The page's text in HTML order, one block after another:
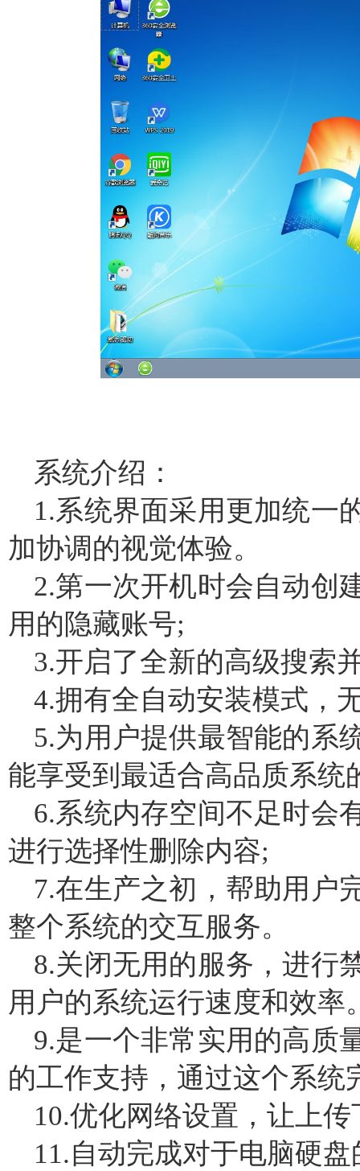
系统介绍：
1.系统界面采用更加统一
加协调的视觉体验。
2.第一次开机时会自动创
用的隐藏账号;
3.开启了全新的高级搜索
4.拥有全自动安装模式，
5.为用户提供最智能的系
能享受到最适合高品质系统
6.系统内存空间不足时会
进行选择性删除内容;
7.在生产之初，帮助用户
整个系统的交互服务。
8.关闭无用的服务，进行
用户的系统运行速度和效率
9.是一个非常实用的高质
的工作支持，通过这个系统
10.优化网络设置，让上
11.自动完成对于电脑硬